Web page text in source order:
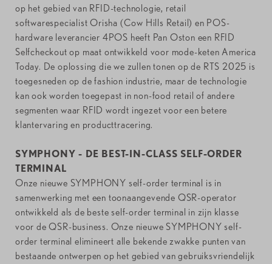
op het gebied van RFID-technologie, retail
softwarespecialist Orisha (Cow Hills Retail) en POS-
hardware leverancier 4POS heeft Pan Oston een RFID
Selfcheckout op maat ontwikkeld voor mode-keten America
Today. De oplossing die we zullen tonen op de RTS 2025 is
toegesneden op de fashion industrie, maar de technologie
kan ook worden toegepast in non-food retail of andere
segmenten waar RFID wordt ingezet voor een betere
klantervaring en producttracering.
SYMPHONY - DE BEST-IN-CLASS SELF-ORDER
TERMINAL
Onze nieuwe SYMPHONY self-order terminal is in
samenwerking met een toonaangevende QSR-operator
ontwikkeld als de beste self-order terminal in zijn klasse
voor de QSR-business. Onze nieuwe SYMPHONY self-
order terminal elimineert alle bekende zwakke punten van
bestaande ontwerpen op het gebied van gebruiksvriendelijk